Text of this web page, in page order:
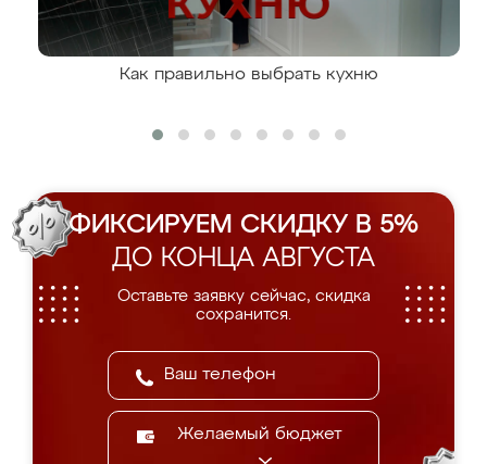
Как правильно выбрать кухню
ФИКСИРУЕМ СКИДКУ В 5%
ДО КОНЦА АВГУСТА
Оставьте заявку сейчас, скидка
сохранится.
Желаемый бюджет